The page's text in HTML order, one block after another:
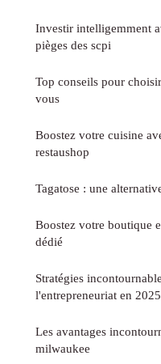
Investir intelligemment
pièges des scpi
Top conseils pour
vous
Boostez votre cuisine
restaushop
Tagatose : une
Boostez votre boutique
dédié
Stratégies
l'entrepreneuriat en 2025
Les avantages
milwaukee